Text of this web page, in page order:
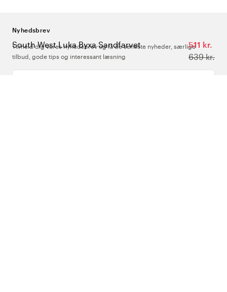
South West Luka Byxa Sandfarvet
511 kr.
639 kr.
Nyhedsbrev
Tilmeld dig vores nyhedsbrev og få de seneste nyheder, særlige
tilbud, gode tips og interessant læsning
Indtast din e-mailadresse